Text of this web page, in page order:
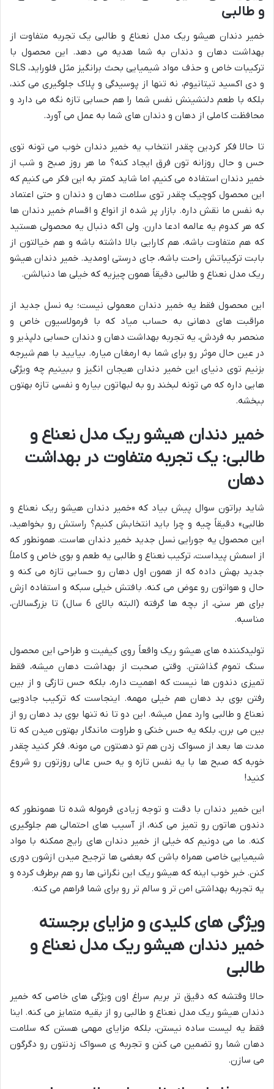
و طالبی
خمیر دندان هیشو ریک مدل نعناع و طالبی یک تجربه متفاوت از
بهداشت دهان و دندان به شما هدیه می دهد. این محصول با
ترکیبات خاص و حذف مواد شیمیایی بحث برانگیز مثل فلوراید، SLS
و دی اکسید تیتانیوم، نه تنها از پوسیدگی و پلاک جلوگیری می کند،
بلکه با طعم دلنشینش نفس شما را هم حسابی تازه نگه می دارد و
محافظت کاملی از دهان و دندان های شما به عمل می آورد.
تا حالا فکر کردین چقدر انتخاب یه خمیر دندان خوب می تونه توی
حس و حال روزانه تون فرق ایجاد کنه؟ ما هر روز صبح و شب از
خمیر دندان استفاده می کنیم، اما شاید کمتر به این فکر می کنیم که
این محصول کوچیک چقدر توی سلامت دهان و دندان و حتی اعتماد
به نفس ما نقش داره. بازار پر شده از انواع و اقسام خمیر دندان ها
که هر کدوم یه عالمه ادعا دارن. ولی اگه دنبال یه محصولی هستید
که هم متفاوت باشه، هم کارایی بالا داشته باشه و هم خیالتون از
بابت ترکیباتش راحت باشه، جای درستی اومدید. خمیر دندان هیشو
ریک مدل نعناع و طالبی دقیقاً همون چیزیه که خیلی ها دنبالشن.
این محصول فقط یه خمیر دندان معمولی نیست؛ یه نسل جدید از
مراقبت های دهانی به حساب میاد که با فرمولاسیون خاص و
منحصر به فردش، یه تجربه بهداشت دهان و دندان حسابی دلپذیر و
در عین حال موثر رو برای شما به ارمغان میاره. بیایید با هم شیرجه
بزنیم توی دنیای این خمیر دندان هیجان انگیز و ببینیم چه ویژگی
هایی داره که می تونه لبخند رو به لبهاتون بیاره و نفسی تازه بهتون
ببخشه.
خمیر دندان هیشو ریک مدل نعناع و
طالبی: یک تجربه متفاوت در بهداشت
دهان
شاید براتون سوال پیش بیاد که «خمیر دندان هیشو ریک نعناع و
طالبی» دقیقاً چیه و چرا باید انتخابش کنیم؟ راستش رو بخواهید،
این محصول یه جورایی نسل جدید خمیر دندان هاست. همونطور که
از اسمش پیداست، ترکیب نعناع و طالبی یه طعم و بوی خاص و کاملاً
جدید بهش داده که از همون اول دهان رو حسابی تازه می کنه و
حال و هواتون رو عوض می کنه. بافتش خیلی سبکه و استفاده ازش
برای هر سنی، از بچه ها گرفته (البته بالای 6 سال) تا بزرگسالان،
مناسبه.
تولیدکننده های هیشو ریک واقعاً روی کیفیت و طراحی این محصول
سنگ تموم گذاشتن. وقتی صحبت از بهداشت دهان میشه، فقط
تمیزی دندون ها نیست که اهمیت داره، بلکه حس تازگی و از بین
رفتن بوی بد دهان هم خیلی مهمه. اینجاست که ترکیب جادویی
نعناع و طالبی وارد عمل میشه. این دو تا نه تنها بوی بد دهان رو از
بین می برن، بلکه یه حس خنکی و طراوت ماندگار بهتون میدن که تا
مدت ها بعد از مسواک زدن هم تو دهنتون می مونه. فکر کنید چقدر
خوبه که صبح ها با یه نفس تازه و یه حس عالی روزتون رو شروع
کنید!
این خمیر دندان با دقت و توجه زیادی فرموله شده تا همونطور که
دندون هاتون رو تمیز می کنه، از آسیب های احتمالی هم جلوگیری
کنه. ما می دونیم که خیلی از خمیر دندان های رایج ممکنه با مواد
شیمیایی خاصی همراه باشن که بعضی ها ترجیح میدن ازشون دوری
کنن. خبر خوب اینه که هیشو ریک این نگرانی ها رو هم برطرف کرده و
یه تجربه بهداشتی امن تر و سالم تر رو برای شما فراهم می کنه.
ویژگی های کلیدی و مزایای برجسته
خمیر دندان هیشو ریک مدل نعناع و
طالبی
حالا وقتشه که دقیق تر بریم سراغ اون ویژگی های خاصی که خمیر
دندان هیشو ریک مدل نعناع و طالبی رو از بقیه متمایز می کنه. اینا
فقط یه لیست ساده نیستن، بلکه مزایای مهمی هستن که سلامت
دهان شما رو تضمین می کنن و تجربه ی مسواک زدنتون رو دگرگون
می سازن.